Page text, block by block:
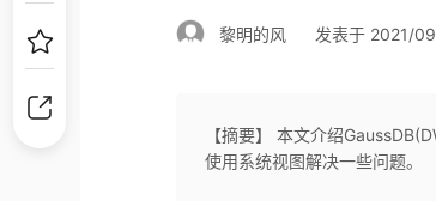
黎明的风 发表于 2021/
【摘要】 本文介绍
使用系统视图解决一些问题。